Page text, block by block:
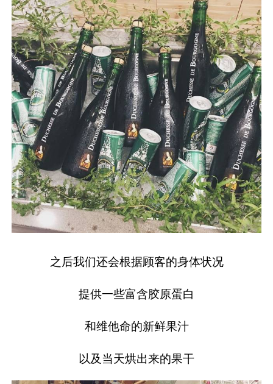
之后我们还会根据顾客的身体状况
提供一些富含胶原蛋白
和维他命的新鲜果汁
以及当天烘出来的果干